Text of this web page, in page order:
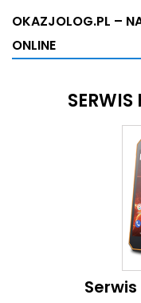
OKAZJOLOG.PL –
ONLINE
SERWIS